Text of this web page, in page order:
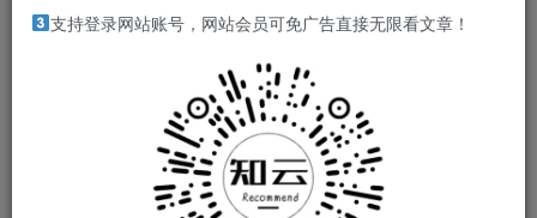
一、前提条件
1.新用户可免费创作 25 张图片，超过需要办会员——目前不
支持登录网站账号，网站会员可免广告直接无限看文章！